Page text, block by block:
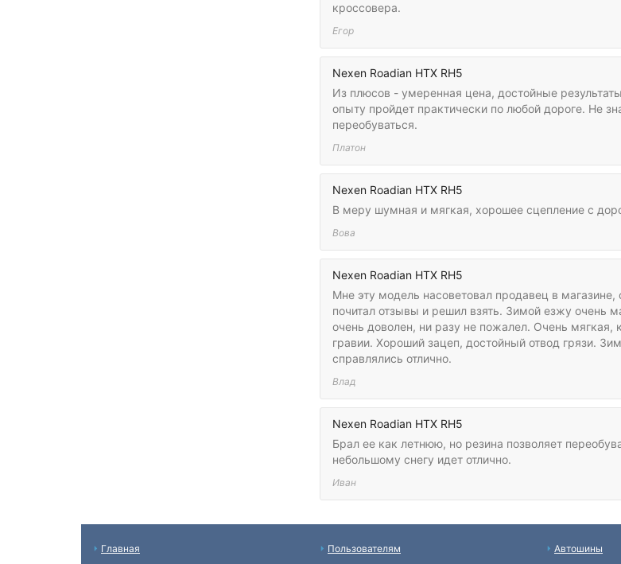
кроссовера.
Егор
Nexen Roadian HTX RH5
Из плюсов - умеренная цена, достойные
опыту пройдет практически по любой дороге. Не
переобуваться.
Платон
Nexen Roadian HTX RH5
В меру шумная и мягкая, хорошее сцепление с
Вова
Nexen Roadian HTX RH5
Мне эту модель насоветовал продавец в
почитал отзывы и решил взять. Зимой езжу очень
очень доволен, ни разу не пожалел. Очень
гравии. Хороший зацеп, достойный отвод грязи.
справлялись отлично.
Влад
Nexen Roadian HTX RH5
Брал ее как летнюю, но резина позволяет
небольшому снегу идет отлично.
Иван
Главная Пользователям Автошины